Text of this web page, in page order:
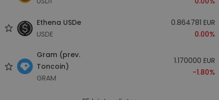
Ethena USDe
USDE
0.864781 EUR
0.00%
Gram (prev.
Toncoin)
GRAM
1.170000 EUR
-1.80%